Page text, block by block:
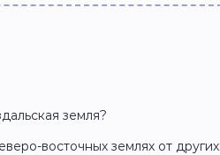
земля?
восточных землях от других